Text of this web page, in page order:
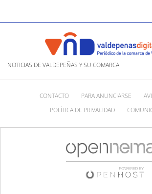
NOTICIAS DE VALDEPEÑAS Y SU COMARCA
CONTACTO PARA ANUNCIARSE
POLÍTICA DE PRIVACIDAD